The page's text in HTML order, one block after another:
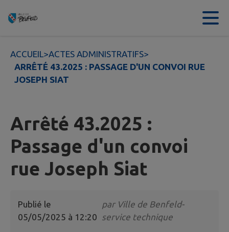
Contenu
ACCUEIL>ACTES ADMINISTRATIFS>
ARRÊTÉ 43.2025 : PASSAGE D'UN CONVOI RUE
JOSEPH SIAT
Arrêté 43.2025 :
Passage d'un convoi
rue Joseph Siat
Publié le
05/05/2025 à 12:20
par Ville de Benfeld-
service technique